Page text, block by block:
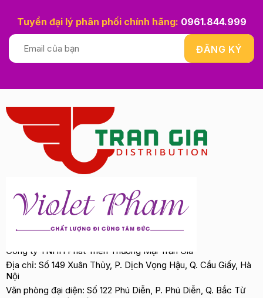
Tuyển đại lý phân phối chính hãng: 0961.844.999
Công ty TNHH Phát Triển Thương Mại Trần Gia
Địa chỉ: Số 149 Xuân Thủy, P. Dịch Vọng Hậu, Q. Cầu Giấy, Hà
Nội
Văn phòng đại diện: Số 122 Phú Diễn, P. Phú Diễn, Q. Bắc Từ